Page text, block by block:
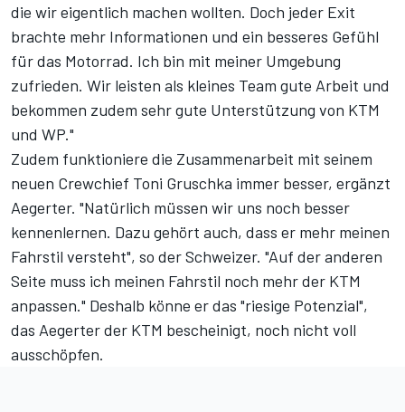
die wir eigentlich machen wollten. Doch jeder Exit
brachte mehr Informationen und ein besseres Gefühl
für das Motorrad. Ich bin mit meiner Umgebung
zufrieden. Wir leisten als kleines Team gute Arbeit und
bekommen zudem sehr gute Unterstützung von KTM
und WP."
Zudem funktioniere die Zusammenarbeit mit seinem
neuen Crewchief Toni Gruschka immer besser, ergänzt
Aegerter. "Natürlich müssen wir uns noch besser
kennenlernen. Dazu gehört auch, dass er mehr meinen
Fahrstil versteht", so der Schweizer. "Auf der anderen
Seite muss ich meinen Fahrstil noch mehr der KTM
anpassen." Deshalb könne er das "riesige Potenzial",
das Aegerter der KTM bescheinigt, noch nicht voll
ausschöpfen.